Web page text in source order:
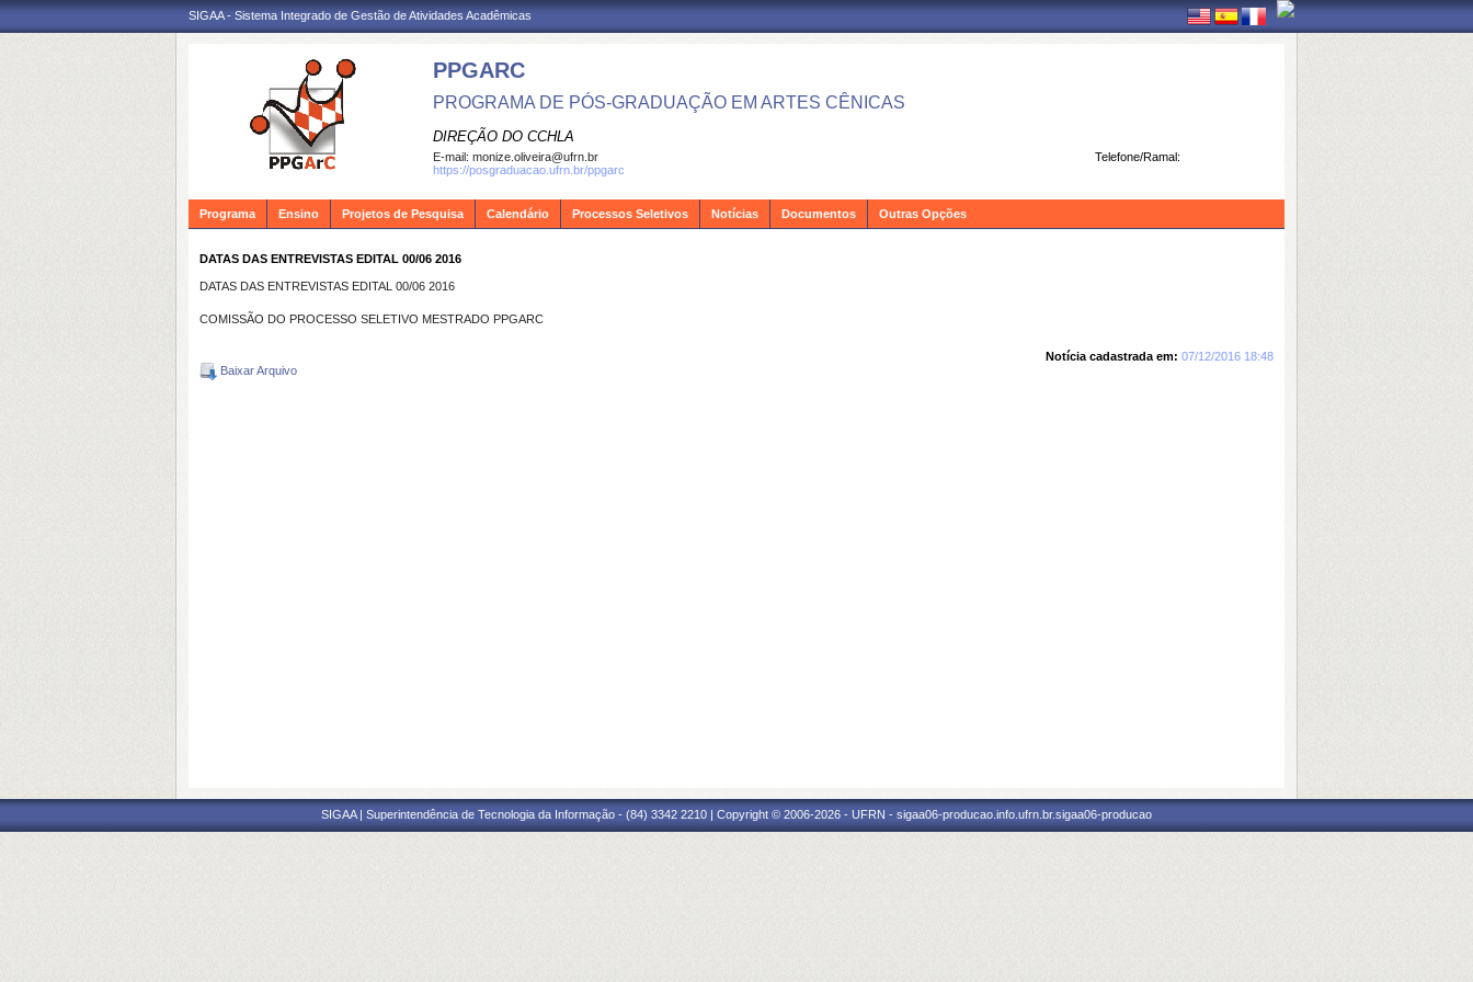
SIGAA - Sistema Integrado de Gestão de Atividades Acadêmicas
PPGARC
PROGRAMA DE PÓS-GRADUAÇÃO EM ARTES CÊNICAS
DIREÇÃO DO CCHLA
Telefone/Ramal:
E-mail: monize.oliveira@ufrn.br
https://posgraduacao.ufrn.br/ppgarc
Programa Ensino Projetos de Pesquisa Calendário Processos Seletivos Notícias Documentos Outras Opções
DATAS DAS ENTREVISTAS EDITAL 00/06 2016
DATAS DAS ENTREVISTAS EDITAL 00/06 2016
COMISSÃO DO PROCESSO SELETIVO MESTRADO PPGARC
Notícia cadastrada em: 07/12/2016 18:48
Baixar Arquivo
SIGAA | Superintendência de Tecnologia da Informação - (84) 3342 2210 | Copyright © 2006-2026 - UFRN - sigaa06-producao.info.ufrn.br.sigaa06-producao